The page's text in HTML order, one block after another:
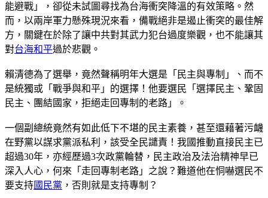
能避戰」，卻從未試圖尋找為台海衝突降溫的有效策略。然
而，以兩岸軍力懸殊現況來看，備戰絕非是遏止衝突的最佳解
方，關鍵在於除了讓中共對其武力犯台過度樂觀，也不能讓其
對台海和平過於悲觀。
賴清德為了選舉，竟然聲稱明年大選是「民主與專制」、而不
是統獨或「戰爭與和平」的選擇！他要選民「選擇民主、鞏固
民主、團結國家，拒絕走回專制的老路」。
一個副總統竟然有如此低下不堪的民主素養，甚至還藉著污衊
在野黨以謀求黨派私利，該受全民譴責！我國推動直接民主已
超過30年，亦經歷過3次政黨輪替，民主政治及法治精神早已
深入人心，何來「走回專制老路」之說？難道他在恫嚇選民不
要支持國民黨 ，否則就是支持專制？